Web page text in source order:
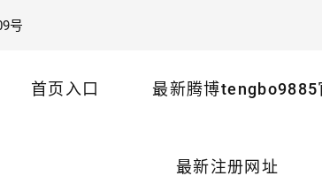
号
首页入口 最新腾博tengbo9885
最新注册网址